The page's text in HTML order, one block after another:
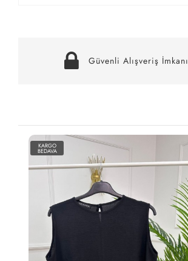
Güvenli Alışveriş İmkanı
KARGO
BEDAVA